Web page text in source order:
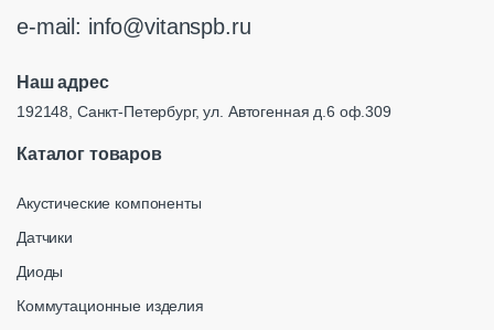
e-mail: info@vitanspb.ru
Наш адрес
192148, Санкт-Петербург, ул. Автогенная д.6 оф.309
Каталог товаров
Акустические компоненты
Датчики
Диоды
Коммутационные изделия